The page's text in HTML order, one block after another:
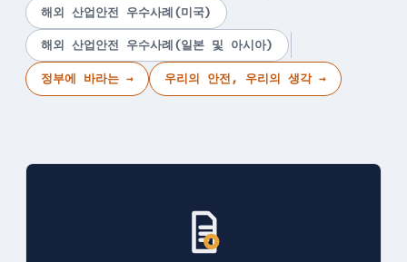
해외 산업안전 우수사례(미국)
해외 산업안전 우수사례(일본 및 아시아)
정부에 바라는 → 우리의 안전, 우리의 생각 →